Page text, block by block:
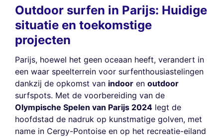
Outdoor surfen in Parijs: Huidige
situatie en toekomstige
projecten
Parijs, hoewel het geen oceaan heeft, verandert in
een waar speelterrein voor surfenthousiastelingen
dankzij de opkomst van indoor en outdoor
surfspots. Met de voorbereiding van de
Olympische Spelen van Parijs 2024 legt de
hoofdstad de nadruk op kunstmatige golven, met
name in Cergy-Pontoise en op het recreatie-eiland